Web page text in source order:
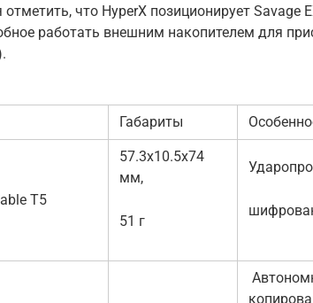
отметить, что HyperX позиционирует Savage
работать внешним накопителем для
Габариты
T5
57.3х10.5х74
мм,
51 г